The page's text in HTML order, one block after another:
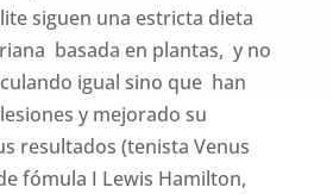
siguen una estricta dieta
basada en plantas, y no
igual sino que han
y mejorado su
resultados (tenista Venus
fómula I Lewis Hamilton,